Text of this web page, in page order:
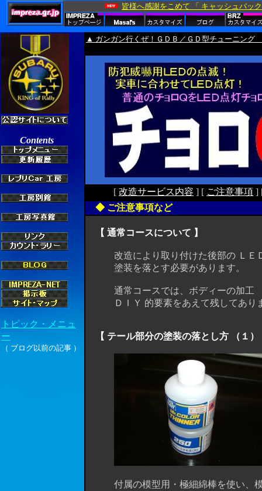
▲ ガンガン行くぜ！ＧＤＢ／ＧＤ型チューニン
[ 改造サービス内容 ] [ ご注意事項 ]
◆ ご注意事項など
【 通常コースについて 】
改造により取り付けた後部の ＬＥＤ
塗装を落とす必要があります。
通常コースでは、ボディーの加工 （
ＤＩＹ 的要素をあえて残してありま
【 テール部分の塗装の落とし方 （１
付属の模型用・極細綿棒を使い、模